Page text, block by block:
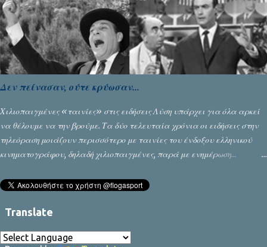
Ομοσπονδίας! Sfyrigmata team
Δεν πείνασαν, ούτε κρύωσαν...
Χιλιοπαιγμένες «ταινίες» στις ειδήσεις Λύση υπάρχει για όλα αρκεί
να θέλουμε να την βρούμε. Τα δύο τελευταία χρόνια οι ειδήσεις στην
τηλεόραση μοιάζουν περισσότερο με ταινίες του ένδοξου ελληνικού
κινηματογράφου, δηλαδή χιλιοπαιγμένες, παρά με ενημέρωση...
Translate